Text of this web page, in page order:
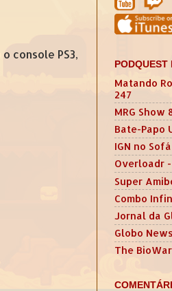
console PS3,
PODQUEST
Matando
247
MRG Show
Bate-Papo
IGN no Sofá
Overloadr
Super
Combo
Jornal da
Globo
The